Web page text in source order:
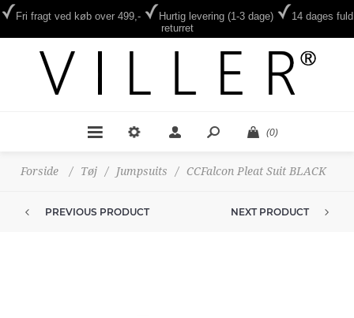
Fri fragt ved køb over 499,- Hurtig levering (1-3 dage)
14 dages fuld
returret
(0)
Forside / Tøj / Jumpsuits / CCFalcon Pleat Suit BLACK
PREVIOUS PRODUCT NEXT PRODUCT